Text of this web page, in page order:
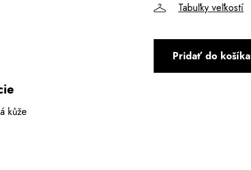
kůže
Tabuľky veľkostí
Pridať do košíka